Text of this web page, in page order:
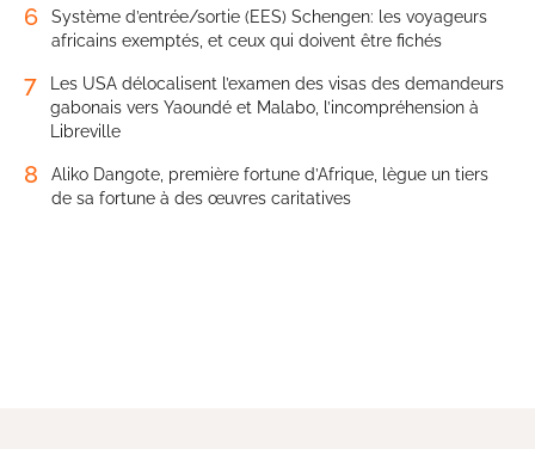
6
Système d’entrée/sortie (EES) Schengen: les voyageurs
africains exemptés, et ceux qui doivent être fichés
7
Les USA délocalisent l’examen des visas des demandeurs
gabonais vers Yaoundé et Malabo, l’incompréhension à
Libreville
8
Aliko Dangote, première fortune d’Afrique, lègue un tiers
de sa fortune à des œuvres caritatives